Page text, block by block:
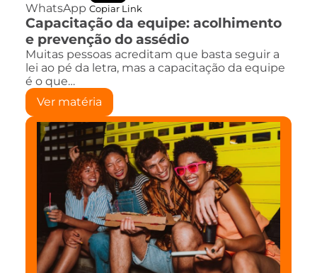
WhatsApp Copiar Link
Capacitação da equipe: acolhimento
e prevenção do assédio
Muitas pessoas acreditam que basta seguir a
lei ao pé da letra, mas a capacitação da equipe
é o que…
Ver matéria